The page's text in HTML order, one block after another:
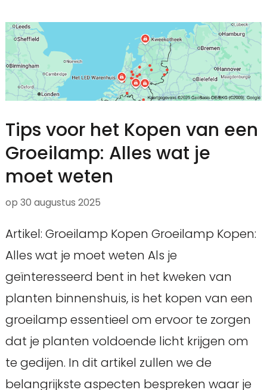
Tips voor het Kopen van een
Groeilamp: Alles wat je
moet weten
op 30 augustus 2025
Artikel: Groeilamp Kopen Groeilamp Kopen:
Alles wat je moet weten Als je
geïnteresseerd bent in het kweken van
planten binnenshuis, is het kopen van een
groeilamp essentieel om ervoor te zorgen
dat je planten voldoende licht krijgen om
te gedijen. In dit artikel zullen we de
belangrijkste aspecten bespreken waar je